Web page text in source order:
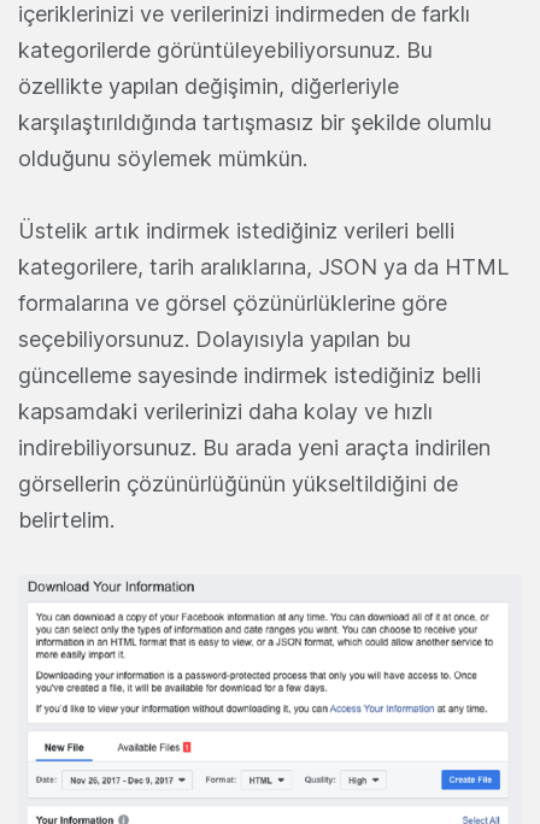
içeriklerinizi ve verilerinizi indirmeden de farklı
kategorilerde görüntüleyebiliyorsunuz. Bu
özellikte yapılan değişimin, diğerleriyle
karşılaştırıldığında tartışmasız bir şekilde olumlu
olduğunu söylemek mümkün.
Üstelik artık indirmek istediğiniz verileri belli
kategorilere, tarih aralıklarına, JSON ya da HTML
formalarına ve görsel çözünürlüklerine göre
seçebiliyorsunuz. Dolayısıyla yapılan bu
güncelleme sayesinde indirmek istediğiniz belli
kapsamdaki verilerinizi daha kolay ve hızlı
indirebiliyorsunuz. Bu arada yeni araçta indirilen
görsellerin çözünürlüğünün yükseltildiğini de
belirtelim.